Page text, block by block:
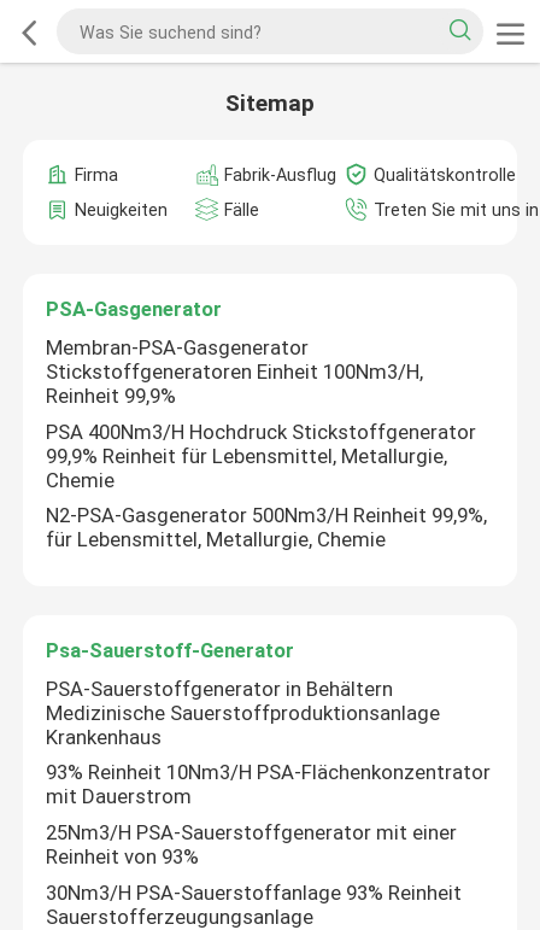
Sitemap
Firma Fabrik-Ausflug
Qualitätskontrolle
Neuigkeiten
Fälle Treten Sie mit uns
PSA-Gasgenerator
Membran-PSA-Gasgenerator
Stickstoffgeneratoren Einheit 100Nm3/H,
Reinheit 99,9%
PSA 400Nm3/H Hochdruck Stickstoffgenerator
99,9% Reinheit für Lebensmittel, Metallurgie,
Chemie
N2-PSA-Gasgenerator 500Nm3/H Reinheit 99,9%,
für Lebensmittel, Metallurgie, Chemie
Psa-Sauerstoff-Generator
PSA-Sauerstoffgenerator in Behältern
Medizinische Sauerstoffproduktionsanlage
Krankenhaus
93% Reinheit 10Nm3/H PSA-Flächenkonzentrator
mit Dauerstrom
25Nm3/H PSA-Sauerstoffgenerator mit einer
Reinheit von 93%
30Nm3/H PSA-Sauerstoffanlage 93% Reinheit
Sauerstofferzeugungsanlage